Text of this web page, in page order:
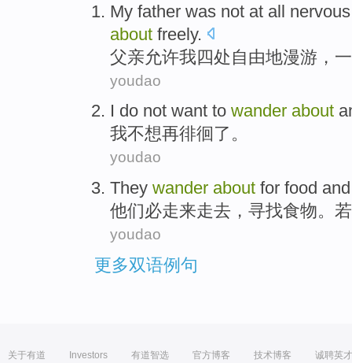
My father was not at all
about freely.
父亲允许我四处自由地漫游 ，
youdao
I do not want to wander about
我不想再徘徊 了。
youdao
They wander about for food
他们必走来走去，寻找食物。 若
youdao
更多双语例句
关于有道 Investors 有道智选 官方博客 技术博客 诚聘英才